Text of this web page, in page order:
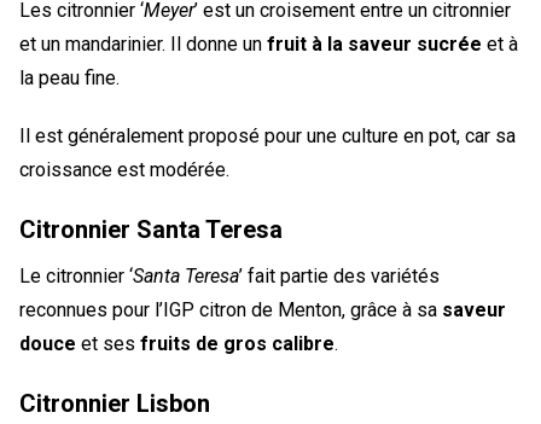
Les citronnier ‘Meyer’ est un croisement entre un citronnier
et un mandarinier. Il donne un fruit à la saveur sucrée et à
la peau fine.
Il est généralement proposé pour une culture en pot, car sa
croissance est modérée.
Citronnier Santa Teresa
Le citronnier ‘Santa Teresa’ fait partie des variétés
reconnues pour l’IGP citron de Menton, grâce à sa saveur
douce et ses fruits de gros calibre.
Citronnier Lisbon